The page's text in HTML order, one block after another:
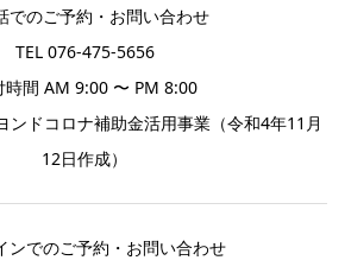
でのご予約・お問い合わせ
TEL 076-475-5656
時間 AM 9:00 〜 PM 8:00
ドコロナ補助金活用事業（令和4年11月
12日作成）
ンでのご予約・お問い合わせ